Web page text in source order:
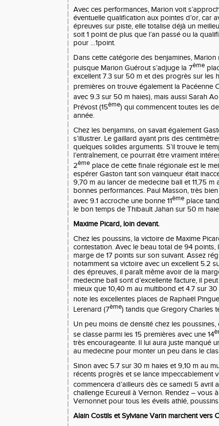
Avec ces performances, Marion voit
éventuelle qualification aux pointes d’or, car
épreuves sur piste, elle totalise déjà un
soit 1 point de plus que l’an passé ou la
pour …1point.
Dans cette catégorie des benjamines, Marion
puisque Marion Guérout s’adjuge la 7ème
excellent 7.3 sur 50 m et des progrès sur les
premières on trouve également la Pacéenne
avec 9.3 sur 50 m haies), mais aussi Sarah
Prévost (15ème) qui commencent toutes les
année.
Chez les benjamins, on savait également
s’illustrer. Le gaillard ayant pris des
quelques solides arguments. S’il trouve le
l’entraînement, ce pourrait être vraiment
2ème place de cette finale régionale est le
espérer Gaston tant son vainqueur était
9,70 m au lancer de medecine ball et 11,75
bonnes performances. Paul Masson, très
avec 9.1 accroche une bonne 11ème place
le bon temps de Thibault Jahan sur 50 m
Maxime Picard, loin devant.
Chez les poussins, la victoire de Maxime
contestation. Avec le beau total de 94 points,
marge de 17 points sur son suivant. Assez
notamment sa victoire avec un excellent 5.2
des épreuves, il paraît même avoir de la
medecine ball sont d’excellente facture, il
mieux que 10,40 m au multibond et 4.7 sur
note les excellentes places de Raphaël
Lerenard (7ème) tandis que Gregory Charles
Un peu moins de densité chez les
se classe parmi les 15 premières avec une 14
très encourageante. Il lui aura juste manqué
au medecine pour monter un peu dans le
Sinon avec 5.7 sur 30 m haies et 9,10 m au
récents progrès et se lance impeccablement
commencera d’ailleurs dès ce samedi 5 avril
challenge Ecureuil à Vernon. Rendez – vous
Vernonnet pour tous les éveils athlé,
Alain Costils et Sylviane Varin marchent vers